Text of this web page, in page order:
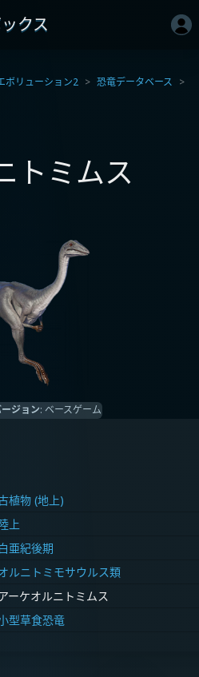
クス
ボリューション2
恐竜データベース
トミムス
ジョン: ベースゲーム
植物 (地上)
上
白亜紀後期
ルニトミモサウルス類
ーケオルニトミムス
型草食恐竜